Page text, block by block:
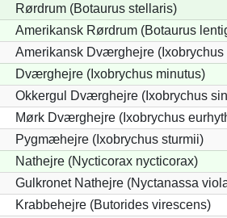
Rørdrum (Botaurus stellaris)
Amerikansk Rørdrum (Botaurus
Amerikansk Dværghejre (Ixobrychus
Dværghejre (Ixobrychus minutus)
Okkergul Dværghejre (Ixobrychus
Mørk Dværghejre (Ixobrychus
Pygmæhejre (Ixobrychus sturmii)
Nathejre (Nycticorax nycticorax)
Gulkronet Nathejre (Nyctanassa
Krabbehejre (Butorides virescens)